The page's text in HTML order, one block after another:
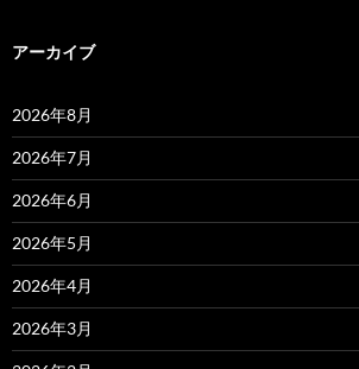
アーカイブ
2026年8月
2026年7月
2026年6月
2026年5月
2026年4月
2026年3月